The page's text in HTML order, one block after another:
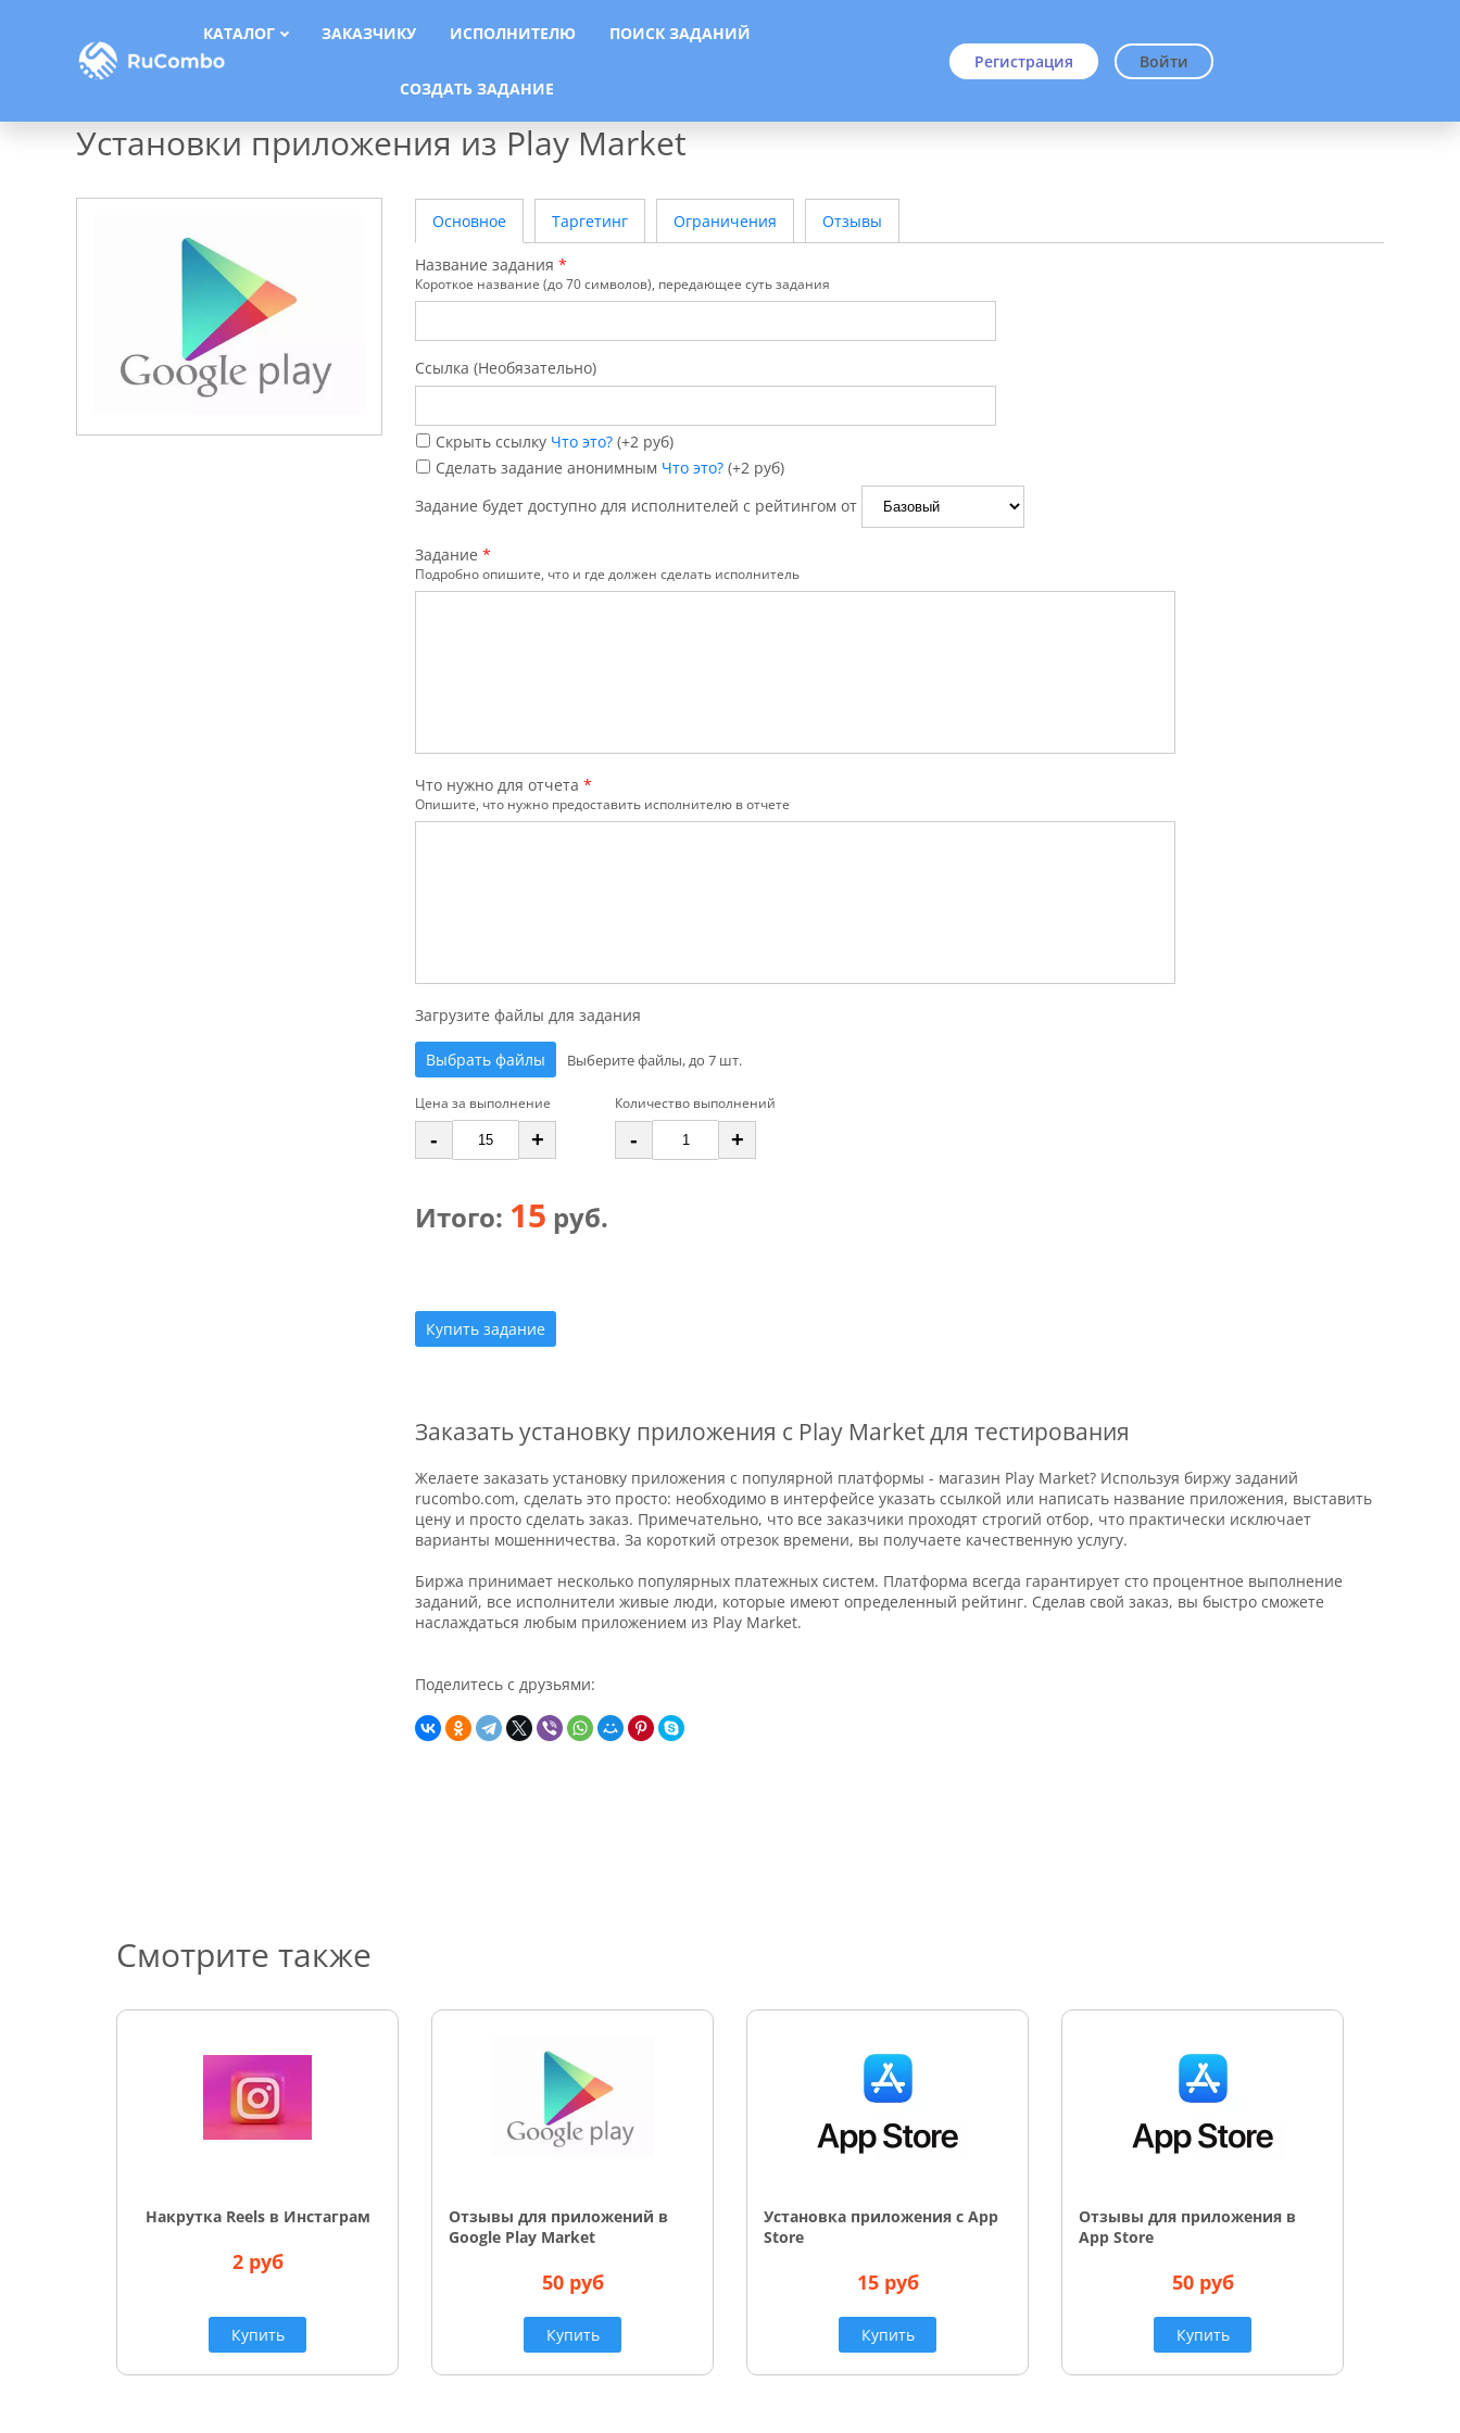
Вход Регистрация
КАТАЛОГ ЗАКАЗЧИКУ ИСПОЛНИТЕЛЮ ПОИСК ЗАДАНИЙ
СОЗДАТЬ ЗАДАНИЕ
Регистрация Войти
Установки приложения из Play Market
Установки приложения из Play Market
Основное Таргетинг Ограничения Отзывы
Название задания *
Короткое название (до 70 символов), передающее суть задания
Ссылка (Необязательно)
Скрыть ссылку Что это? (+2 руб)
Сделать задание анонимным Что это? (+2 руб)
Задание будет доступно для исполнителей с рейтингом от
Задание *
Подробно опишите, что и где должен сделать исполнитель
Что нужно для отчета *
Опишите, что нужно предоставить исполнителю в отчете
Загрузите файлы для задания
Выбрать файлы Выберите файлы, до 7 шт.
Цена за выполнение
- +
Количество выполнений
- +
Итого: 15 руб.
Купить задание
Заказать установку приложения с Play Market для тестирования
Желаете заказать установку приложения с популярной платформы - магазин Play Market? Используя биржу заданий
rucombo.com, сделать это просто: необходимо в интерфейсе указать ссылкой или написать название приложения, выставить
цену и просто сделать заказ. Примечательно, что все заказчики проходят строгий отбор, что практически исключает
варианты мошенничества. За короткий отрезок времени, вы получаете качественную услугу.
Биржа принимает несколько популярных платежных систем. Платформа всегда гарантирует сто процентное выполнение
заданий, все исполнители живые люди, которые имеют определенный рейтинг. Сделав свой заказ, вы быстро сможете
наслаждаться любым приложением из Play Market.
Поделитесь с друзьями:
Смотрите также
Накрутка Reels в Инстаграм
2 руб
Купить
Отзывы для приложений в
Google Play Market
50 руб
Купить
Установка приложения с App
Store
15 руб
Купить
Отзывы для приложения в
App Store
50 руб
Купить